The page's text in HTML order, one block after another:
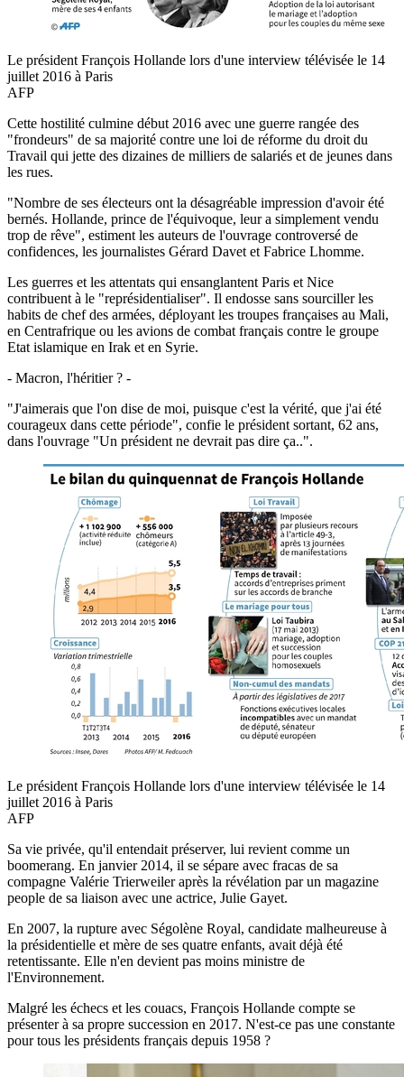
Le président François Hollande lors d'une interview télévisée le 14
juillet 2016 à Paris
AFP
Cette hostilité culmine début 2016 avec une guerre rangée des
"frondeurs" de sa majorité contre une loi de réforme du droit du
Travail qui jette des dizaines de milliers de salariés et de jeunes dans
les rues.
"Nombre de ses électeurs ont la désagréable impression d'avoir été
bernés. Hollande, prince de l'équivoque, leur a simplement vendu
trop de rêve", estiment les auteurs de l'ouvrage controversé de
confidences, les journalistes Gérard Davet et Fabrice Lhomme.
Les guerres et les attentats qui ensanglantent Paris et Nice
contribuent à le "représidentialiser". Il endosse sans sourciller les
habits de chef des armées, déployant les troupes françaises au Mali,
en Centrafrique ou les avions de combat français contre le groupe
Etat islamique en Irak et en Syrie.
- Macron, l'héritier ? -
"J'aimerais que l'on dise de moi, puisque c'est la vérité, que j'ai été
courageux dans cette période", confie le président sortant, 62 ans,
dans l'ouvrage "Un président ne devrait pas dire ça..".
Le président François Hollande lors d'une interview télévisée le 14
juillet 2016 à Paris
AFP
Sa vie privée, qu'il entendait préserver, lui revient comme un
boomerang. En janvier 2014, il se sépare avec fracas de sa
compagne Valérie Trierweiler après la révélation par un magazine
people de sa liaison avec une actrice, Julie Gayet.
En 2007, la rupture avec Ségolène Royal, candidate malheureuse à
la présidentielle et mère de ses quatre enfants, avait déjà été
retentissante. Elle n'en devient pas moins ministre de
l'Environnement.
Malgré les échecs et les couacs, François Hollande compte se
présenter à sa propre succession en 2017. N'est-ce pas une constante
pour tous les présidents français depuis 1958 ?